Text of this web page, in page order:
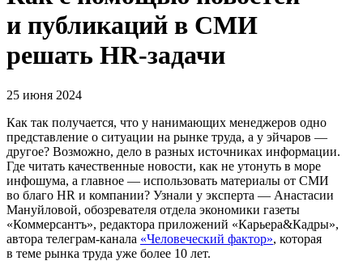
и публикаций в СМИ
решать HR-задачи
25 июня 2024
Как так получается, что у нанимающих менеджеров одно
представление о ситуации на рынке труда, а у эйчаров —
другое? Возможно, дело в разных источниках информации.
Где читать качественные новости, как не утонуть в море
инфошума, а главное — использовать материалы от СМИ
во благо HR и компании? Узнали у эксперта — Анастасии
Мануйловой, обозревателя отдела экономики газеты
«Коммерсантъ», редактора приложений «Карьера&Кадры»,
автора телеграм-канала «Человеческий фактор», которая
в теме рынка труда уже более 10 лет.